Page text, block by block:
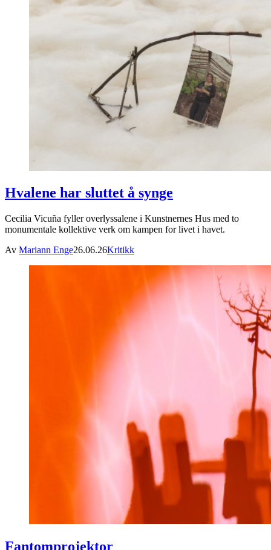
Hvalene har sluttet å synge
Cecilia Vicuña fyller overlyssalene i Kunstnernes Hus med to
monumentale kollektive verk om kampen for livet i havet.
Av Mariann Enge26.06.26Kritikk
Fantomprojektor